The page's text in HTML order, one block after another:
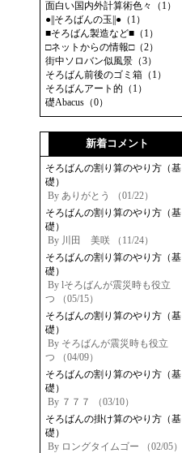
面白い国内外計算術色々（1）
●||そろばんの玉||●（1）
■そろばん製造など■（1）
□ネットからの情報□（2）
街中ソロバン似風景（3）
そろばん前後のゴミ箱（1）
そろばんアート的（1）
礎Abacus（0）
新着コメント
そろばんの割り算のやり方（基
礎）
By ありがとう （01/22）
そろばんの割り算のやり方（基
礎）
By 川田 美咲 （11/24）
そろばんの割り算のやり方（基
礎）
By lそろばんが震災時も役立
つ （05/15）
そろばんの割り算のやり方（基
礎）
By そろばんが震災時も役立
つ （04/09）
そろばんの割り算のやり方（基
礎）
By ７７７ （03/10）
そろばんの掛け算のやり方（基
礎）
By ロングタイムゴー （02/05）